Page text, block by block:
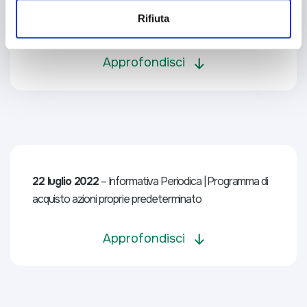
Rifiuta
vendita | Programma di acquisto azioni proprie
Approfondisci
22 luglio 2022– Informativa Periodica | Programma di
acquisto azioni proprie predeterminato
Approfondisci